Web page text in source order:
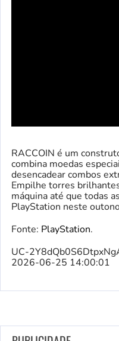
RACCOIN é um
combina moedas
desencadear combos
Empilhe torres
máquina até que todas
PlayStation neste
Fonte: PlayStation.
UC-
2026-06-25 14:00:01